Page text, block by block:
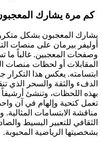
كم مرة يشارك
يشارك المعجبون بشكل
أوليفر بيرمان على منصات
وصفحات المعجبين. غالباً ما
المقابلات أو لحظات منصات
ابتسامته. يعكس هذا التكرار
الدفء والثقة والسحر الذي
بهذه اللحظات، وتنشئ أرشيفاً
تعمل كتحية وإلهام في آن
مناقشة الابتسامات المثالية.
الثقافي للتعبير البسيط
بشخصيتها الرياضية المحبوبة.